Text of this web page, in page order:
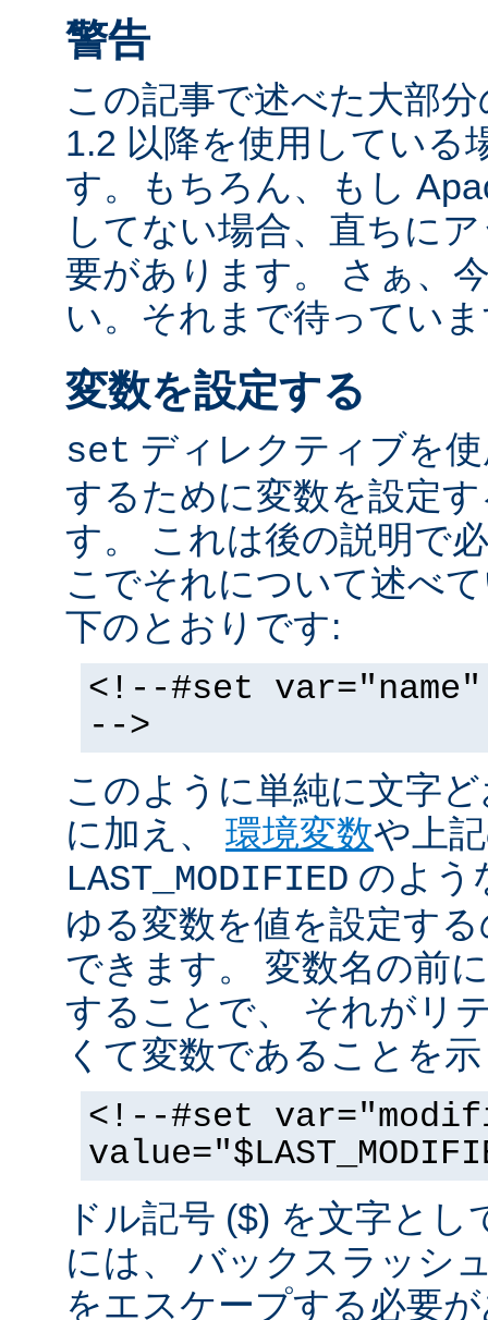
警告
この記事で述べた大部
1.2 以降を使用している
す。もちろん、もし
してない場合、直ちに
要があります。 さぁ、
い。それまで待ってい
変数を設定する
set ディレクティブを
するために変数を設定
す。 これは後の説明で
こでそれについて述べ
下のとおりです:
<!--#set
-->
このように単純に文字
に加え、 環境変数や上
LAST_MODIFIED のよう
ゆる変数を値を設定す
できます。 変数名の前
することで、 それがリ
くて変数であることを
<!--#set
ドル記号 ($) を文字と
には、 バックスラッシ
をエスケープする必要